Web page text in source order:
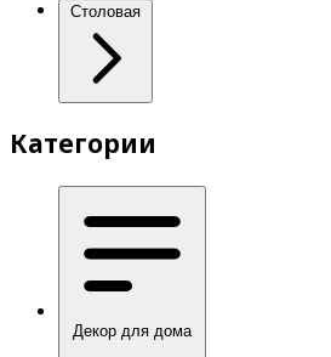
Столовая
Категории
Декор для дома